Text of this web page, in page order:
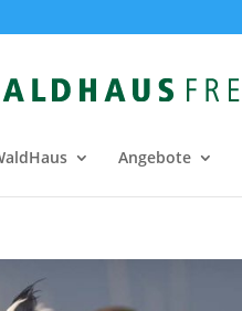
Angebote